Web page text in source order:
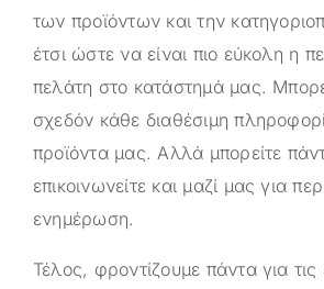
των προϊόντων και την
έτσι ώστε να είναι πιο εύκολη η
πελάτη στο κατάστημά μας.
σχεδόν κάθε διαθέσιμη
προϊόντα μας. Αλλά μπορείτε
επικοινωνείτε και μαζί μας για
ενημέρωση.
Τέλος, φροντίζουμε πάντα για